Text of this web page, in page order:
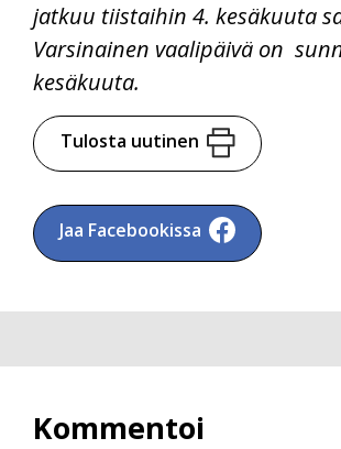
jatkuu tiistaihin 4. kesäkuuta
Varsinainen vaalipäivä on
kesäkuuta.
Tulosta uutinen
Jaa Facebookissa
Kommentoi